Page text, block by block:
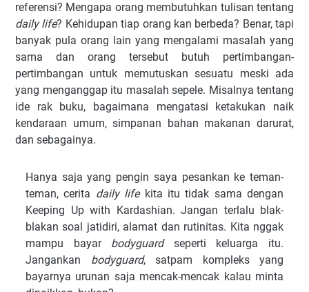
referensi? Mengapa orang membutuhkan tulisan tentang
daily life? Kehidupan tiap orang kan berbeda? Benar, tapi
banyak pula orang lain yang mengalami masalah yang
sama dan orang tersebut butuh pertimbangan-
pertimbangan untuk memutuskan sesuatu meski ada
yang menganggap itu masalah sepele. Misalnya tentang
ide rak buku, bagaimana mengatasi ketakukan naik
kendaraan umum, simpanan bahan makanan darurat,
dan sebagainya.
Hanya saja yang pengin saya pesankan ke teman-
teman, cerita daily life kita itu tidak sama dengan
Keeping Up with Kardashian. Jangan terlalu blak-
blakan soal jatidiri, alamat dan rutinitas. Kita nggak
mampu bayar bodyguardseperti keluarga itu.
Jangankan bodyguard, satpam kompleks yang
bayarnya urunan saja mencak-mencak kalau minta